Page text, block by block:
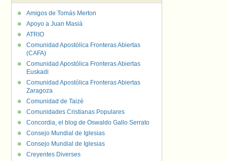
Amigos de Tomás Merton
Apoyo a Juan Masiá
ATRIO
Comunidad Apostólica Fronteras Abiertas
(CAFA)
Comunidad Apostólica Fronteras Abiertas
Euskadi
Comunidad Apostólica Fronteras Abiertas
Zaragoza
Comunidad de Taizé
Comunidades Cristianas Populares
Concordia, el blog de Oswaldo Gallo Serrato
Consejo Mundial de Iglesias
Consejo Mundial de Iglesias
Creyentes Diverses